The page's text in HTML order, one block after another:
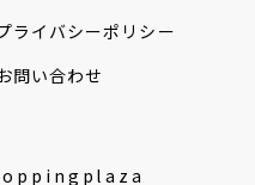
ライバシーポリシー
問い合わせ